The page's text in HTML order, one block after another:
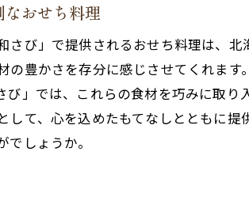
炉端焼きと共
北海道紋別市の居
居酒屋で迎え
おせち料理
さび」で提供されるおせち料理は、
の豊かさを存分に感じさせてくれま
び」では、これらの食材を巧みに取
して、心を込めたもてなしとともに
しょうか。